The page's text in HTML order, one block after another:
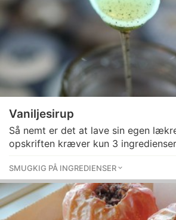
Vaniljesirup
Så nemt er det at lave sin egen
opskriften kræver kun 3
SMUGKIG PÅ INGREDIENSER